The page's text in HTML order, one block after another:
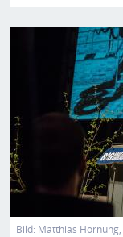
Bild
Bild: Matthias Hornung